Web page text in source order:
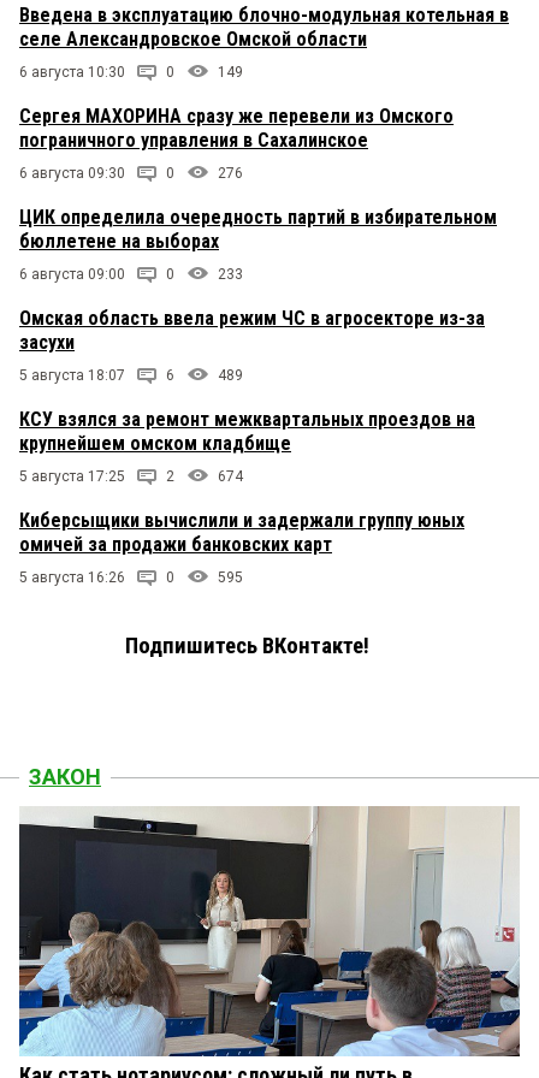
Введена в эксплуатацию блочно-модульная котельная в
селе Александровское Омской области
6 августа 10:30 0 149
Сергея МАХОРИНА сразу же перевели из Омского
пограничного управления в Сахалинское
6 августа 09:30 0 276
ЦИК определила очередность партий в избирательном
бюллетене на выборах
6 августа 09:00 0 233
Омская область ввела режим ЧС в агросекторе из-за
засухи
5 августа 18:07 6 489
КСУ взялся за ремонт межквартальных проездов на
крупнейшем омском кладбище
5 августа 17:25 2 674
Киберсыщики вычислили и задержали группу юных
омичей за продажи банковских карт
5 августа 16:26 0 595
Подпишитесь ВКонтакте!
ЗАКОН